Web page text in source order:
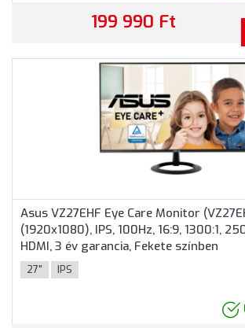
199 990 Ft
Asus VZ27EHF Eye Care Monitor
(1920x1080), IPS, 100Hz, 16:9, 1300:1,
HDMI, 3 év garancia, Fekete színben
27" IPS